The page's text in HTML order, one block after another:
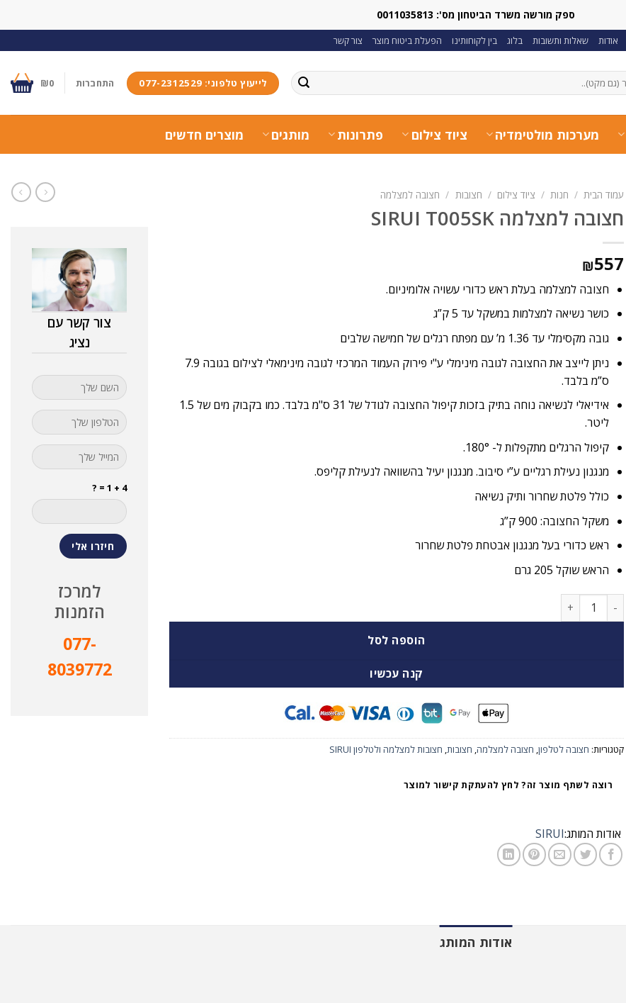
ספק מורשה משרד הביטחון מס': 0011035813
אודות שאלות ותשובות בלוג בין לקוחותינו הפעלת ביטוח מוצר צור קשר
לייעוץ טלפוני: 077-2312529 התחברות ₪0
מערכות מולטימדיה ציוד צילום פתרונות מותגים מוצרים חדשים
עמוד הבית / חנות / ציוד צילום / חצובות / חצובה למצלמה
חצובה למצלמה SIRUI T005SK
₪557
חצובה למצלמה בעלת ראש כדורי עשויה אלומיניום.
כושר נשיאה למצלמות במשקל עד 5 ק”ג
גובה מקסימלי עד 1.36 מ’ עם מפתח רגלים של חמישה שלבים
ניתן לייצב את החצובה לגובה מינימלי ע"י פירוק העמוד המרכזי לגובה מינימאלי לצילום בגובה 7.9
ס”מ בלבד.
אידיאלי לנשיאה נוחה בתיק בזכות קיפול החצובה לגודל של 31 ס"מ בלבד. כמו בקבוק מים של 1.5
ליטר.
קיפול הרגלים מתקפלות ל- 180°.
מנגנון נעילת רגליים ע”י סיבוב. מנגנון יעיל בהשוואה לנעילת קליפס.
כולל פלטת שחרור ותיק נשיאה
משקל החצובה: 900 ק”ג
ראש כדורי בעל מנגנון אבטחת פלטת שחרור
הראש שוקל 205 גרם
כמות של חצובה למצלמה SIRUI T005SK
הוספה לסל
קנה עכשיו
קטגוריות: חצובה לטלפון, חצובה למצלמה, חצובות, חצובות למצלמה ולטלפון SIRUI
רוצה לשתף מוצר זה? לחץ להעתקת קישור למוצר
אודות המותג:SIRUI
צור קשר עם
נציג
4 + 1 = ?
למרכז
הזמנות
077-
8039772
אודות המותג